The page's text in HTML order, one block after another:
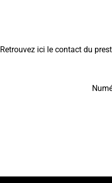
Retrouvez ici le contact du